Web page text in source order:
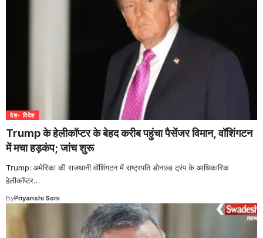
देश- विदेश
Trump के हेलीकॉप्टर के बेहद करीब पहुंचा पैसेंजर विमान, वॉशिंगटन
में मचा हड़कंप; जांच शुरू
Trump: अमेरिका की राजधानी वॉशिंगटन में राष्ट्रपति डोनाल्ड ट्रंप के आधिकारिक
हेलीकॉप्टर…
ByPriyanshi Soni